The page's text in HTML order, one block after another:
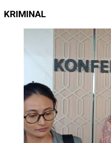
KRIMINAL